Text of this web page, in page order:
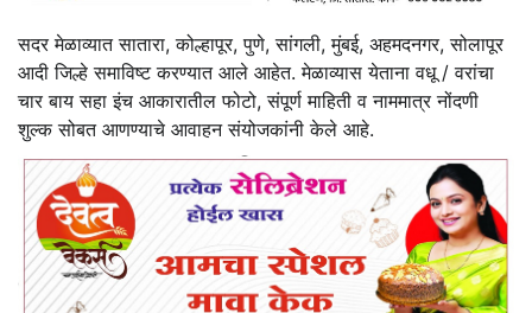
सदर मेळाव्यात सातारा, कोल्हापूर, पुणे, सांगली, मुंबई, अहमदनगर, सोलापूर
आदी जिल्हे समाविष्ट करण्यात आले आहेत. मेळाव्यास येताना वधू / वरांचा
चार बाय सहा इंच आकारातील फोटो, संपूर्ण माहिती व नाममात्र नोंदणी
शुल्क सोबत आणण्याचे आवाहन संयोजकांनी केले आहे.